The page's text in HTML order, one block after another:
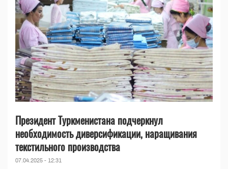
Президент Туркменистана подчеркнул
необходимость диверсификации, наращивания
текстильного производства
07.04.2025 - 12:31